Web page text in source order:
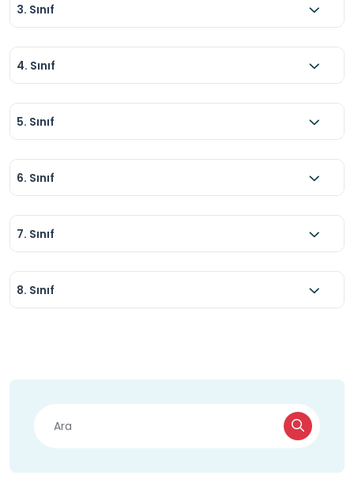
3. Sınıf
4. Sınıf
5. Sınıf
6. Sınıf
7. Sınıf
8. Sınıf